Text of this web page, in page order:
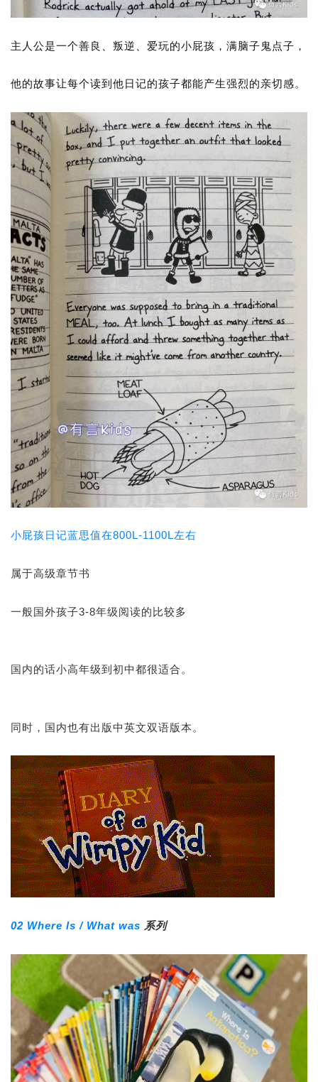
主人公是一个善良、叛逆、爱玩的小屁孩，满脑子鬼点子，
他的故事让每个读到他日记的孩子都能产生强烈的亲切感。
小屁孩日记蓝思值在800L-1100L左右
属于高级章节书
一般国外孩子3-8年级阅读的比较多
国内的话小高年级到初中都很适合。
同时，国内也有出版中英文双语版本。
02 Where Is / What was 系列